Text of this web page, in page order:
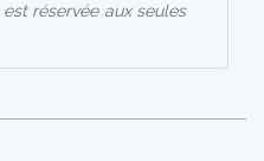
réservée aux seules